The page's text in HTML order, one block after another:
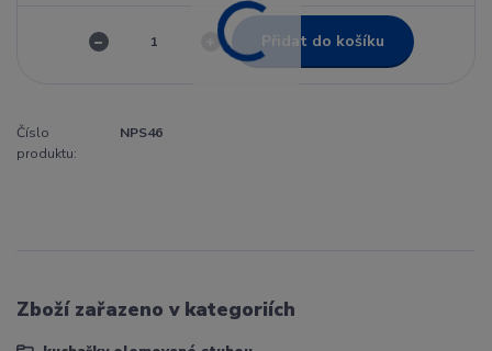
Přidat do košíku
Číslo
produktu:
NPS46
Zboží zařazeno v kategoriích